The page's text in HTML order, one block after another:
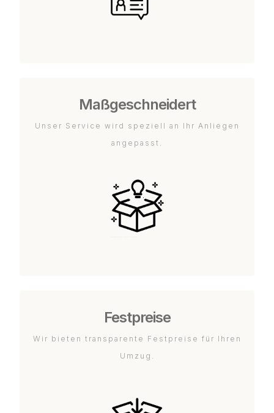
Maßgeschneidert
Unser Service wird speziell an Ihr Anliegen
angepasst.
Festpreise
Wir bieten transparente Festpreise für Ihren
Umzug.